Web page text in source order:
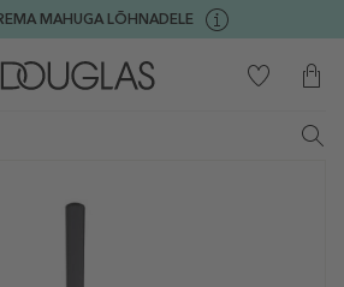
MAHUGA LÕHNADELE